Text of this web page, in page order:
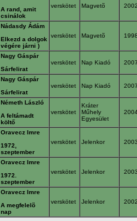
A rand, amit
csinálok
verskötet Magvetõ
Nádasdy Ádám
Elkezd a dolgok
végére járni )
verskötet Magvetõ
Nagy Gáspár
Sárfelirat
verskötet Nap Kiadó
Nagy Gáspár
Sárfelirat
verskötet Nap Kiadó
Németh László
A feltámadt
költő
verskötet
Kráter
Műhely
Egyesület
Oravecz Imre
1972,
szeptember
verskötet Jelenkor
Oravecz Imre
1972.
szeptember
verskötet Jelenkor
Oravecz Imre
A megfelelõ
nap
verskötet Jelenkor